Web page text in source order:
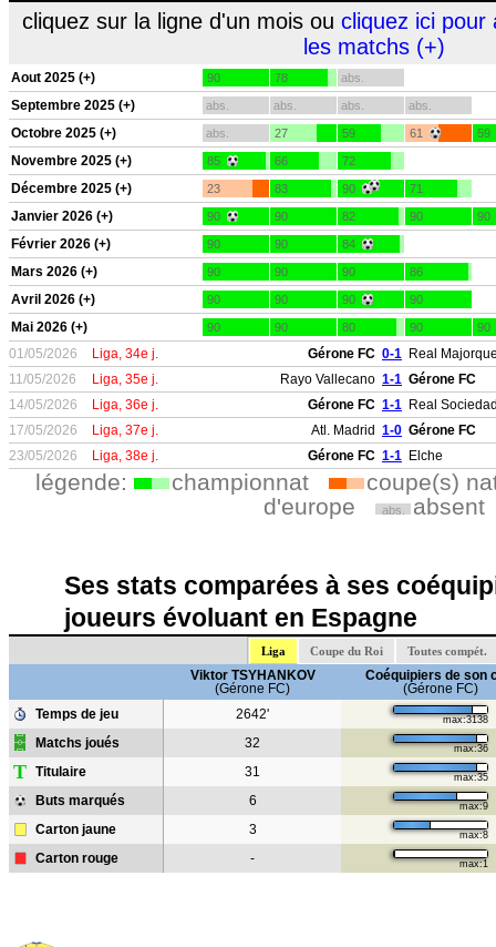
cliquez sur la ligne d'un mois ou cliquez ici pour
les matchs (+)
Aout 2025 (+) 90 78 abs.
Septembre 2025 (+) abs. abs. abs. abs.
Octobre 2025 (+) abs. 27 59 61 59
Novembre 2025 (+) 85 66 72
Décembre 2025 (+) 23 83 90 71
Janvier 2026 (+) 90 90 82 90 90
Février 2026 (+) 90 90 84
Mars 2026 (+) 90 90 90 86
Avril 2026 (+) 90 90 90 90
Mai 2026 (+) 90 90 80 90 90
01/05/2026 Liga, 34e j. Gérone FC 0-1 Real
11/05/2026
Liga, 35e j. Rayo Vallecano 1-1 Gérone FC
14/05/2026
Liga, 36e j. Gérone FC 1-1 Real
17/05/2026
Liga, 37e j. Atl. Madrid 1-0 Gérone FC
23/05/2026
Liga, 38e j. Gérone FC 1-1 Elche
légende: championnat
coupe(s)
d'europe
abs. absent
Ses stats comparées à ses
joueurs évoluant en Espagne
Liga Coupe du Roi Toutes compét.
Viktor TSYHANKOV
(Gérone FC)
Coéquipiers de son
(Gérone FC)
Temps de jeu
2642' max:3138
Matchs joués 32 max:36
T Titulaire 31 max:35
Buts marqués 6 max:9
Carton jaune 3 max:8
Carton rouge - max:1